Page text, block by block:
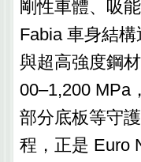
剛性車體、吸
Fabia 車身結
與超高強度鋼
00–1,200 MPa
部分底板等守
程，正是 Euro